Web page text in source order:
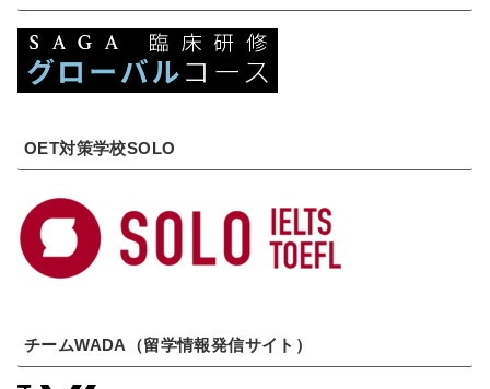
OET対策学校SOLO
チームWADA（留学情報発信サイト）